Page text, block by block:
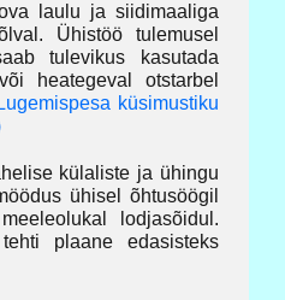
laulu ja siidimaaliga
Ühistöö tulemusel
tulevikus kasutada
heategeval otstarbel
küsimustiku
külaliste ja ühingu
ühisel õhtusöögil
lodjasõidul.
plaane edasisteks